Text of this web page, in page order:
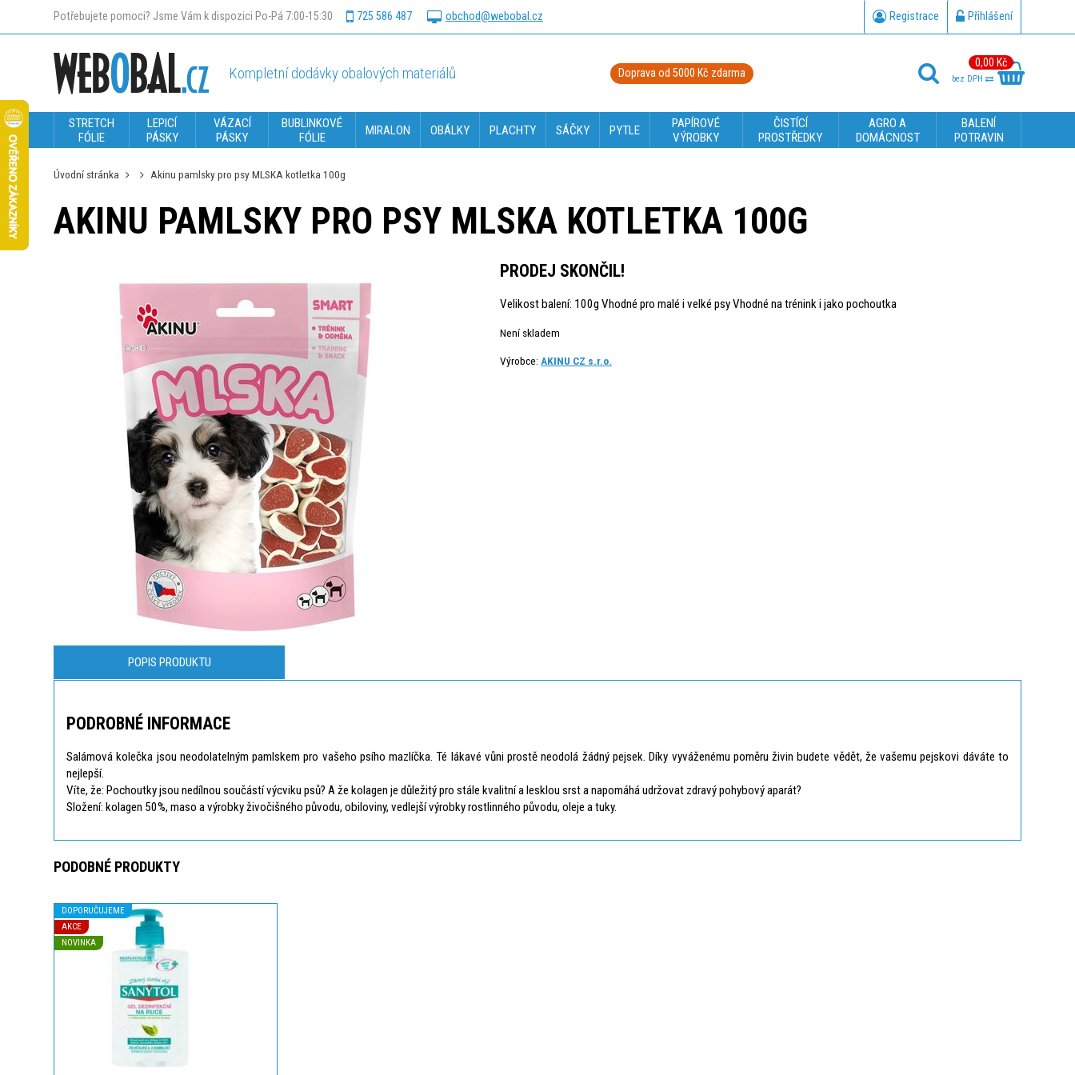
Potřebujete pomoci? Jsme Vám k dispozici Po-Pá 7:00-15:30 725 586 487 obchod@webobal.cz Registrace Přihlášení
Kompletní dodávky obalových materiálů Doprava od 5000 Kč zdarma
0,00 Kč
bez DPH
STRETCH
FÓLIE
LEPICÍ
PÁSKY
VÁZACÍ
PÁSKY
BUBLINKOVÉ
FÓLIE
MIRALON OBÁLKY PLACHTY SÁČKY PYTLE
PAPÍROVÉ
VÝROBKY
ČISTÍCÍ
PROSTŘEDKY
AGRO A
DOMÁCNOST
BALENÍ
POTRAVIN
Úvodní stránka Akinu pamlsky pro psy MLSKA kotletka 100g
AKINU PAMLSKY PRO PSY MLSKA KOTLETKA 100G
PRODEJ SKONČIL!
Velikost balení: 100g Vhodné pro malé i velké psy Vhodné na trénink i jako pochoutka
Není skladem
Výrobce: AKINU CZ s.r.o.
POPIS PRODUKTU
PODROBNÉ INFORMACE
Salámová kolečka jsou neodolatelným pamlskem pro vašeho psího mazlíčka. Té lákavé vůni prostě neodolá žádný pejsek. Díky vyváženému poměru živin budete vědět, že vašemu pejskovi dáváte to
nejlepší.
Víte, že: Pochoutky jsou nedílnou součástí výcviku psů? A že kolagen je důležitý pro stále kvalitní a lesklou srst a napomáhá udržovat zdravý pohybový aparát?
Složení: kolagen 50%, maso a výrobky živočišného původu, obiloviny, vedlejší výrobky rostlinného původu, oleje a tuky.
PODOBNÉ PRODUKTY
DOPORUČUJEME
AKCE
NOVINKA